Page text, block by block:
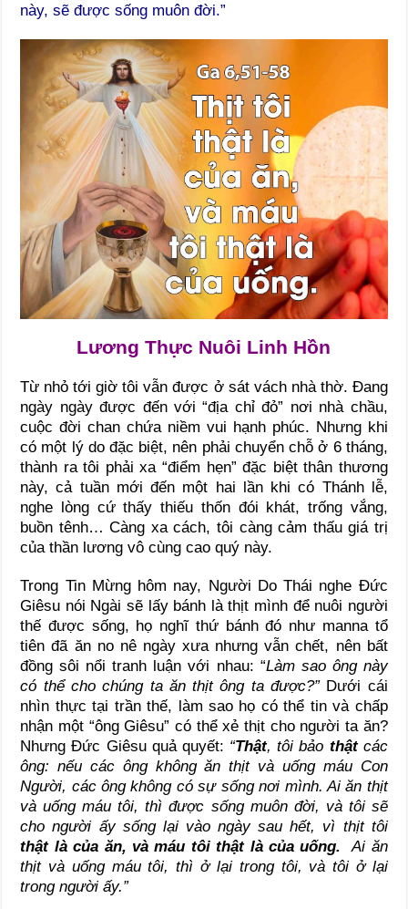
này, sẽ được sống muôn đời.”
Lương Thực Nuôi Linh Hồn
Từ nhỏ tới giờ tôi vẫn được ở sát vách nhà thờ. Đang
ngày ngày được đến với “địa chỉ đỏ” nơi nhà chầu,
cuộc đời chan chứa niềm vui hạnh phúc. Nhưng khi
có một lý do đặc biệt, nên phải chuyển chỗ ở 6 tháng,
thành ra tôi phải xa “điểm hẹn” đặc biệt thân thương
này, cả tuần mới đến một hai lần khi có Thánh lễ,
nghe lòng cứ thấy thiếu thốn đói khát, trống vắng,
buồn tênh… Càng xa cách, tôi càng cảm thấu giá trị
của thần lương vô cùng cao quý này.
Trong Tin Mừng hôm nay, Người Do Thái nghe Đức
Giêsu nói Ngài sẽ lấy bánh là thịt mình để nuôi người
thế được sống, họ nghĩ thứ bánh đó như manna tổ
tiên đã ăn no nê ngày xưa nhưng vẫn chết, nên bất
đồng sôi nổi tranh luận với nhau: “Làm sao ông này
có thể cho chúng ta ăn thịt ông ta được?” Dưới cái
nhìn thực tại trần thế, làm sao họ có thể tin và chấp
nhận một “ông Giêsu” có thể xẻ thịt cho người ta ăn?
Nhưng Đức Giêsu quả quyết: “Thật, tôi bảo thậtcác
ông: nếu các ông không ăn thịt và uống máu Con
Người, các ông không có sự sống nơi mình. Ai ăn thịt
và uống máu tôi, thì được sống muôn đời, và tôi sẽ
cho người ấy sống lại vào ngày sau hết, vì thịt tôi
thật là của ăn, và máu tôi thật là của uống. Ai ăn
thịt và uống máu tôi, thì ở lại trong tôi, và tôi ở lại
trong người ấy.”